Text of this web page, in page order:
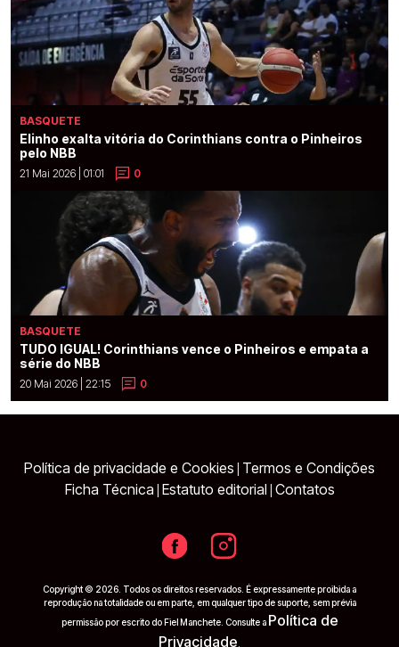
BASQUETE
Elinho exalta vitória do Corinthians contra o Pinheiros
pelo NBB
21 Mai 2026 | 01:01 0
BASQUETE
TUDO IGUAL! Corinthians vence o Pinheiros e empata a
série do NBB
20 Mai 2026 | 22:15 0
Política de privacidade e Cookies Termos e Condições
Ficha Técnica Estatuto editorial Contatos
Copyright © 2026. Todos os direitos reservados. É expressamente proibida a
reprodução na totalidade ou em parte, em qualquer tipo de suporte, sem prévia
permissão por escrito do Fiel Manchete. Consulte a Política de
Privacidade